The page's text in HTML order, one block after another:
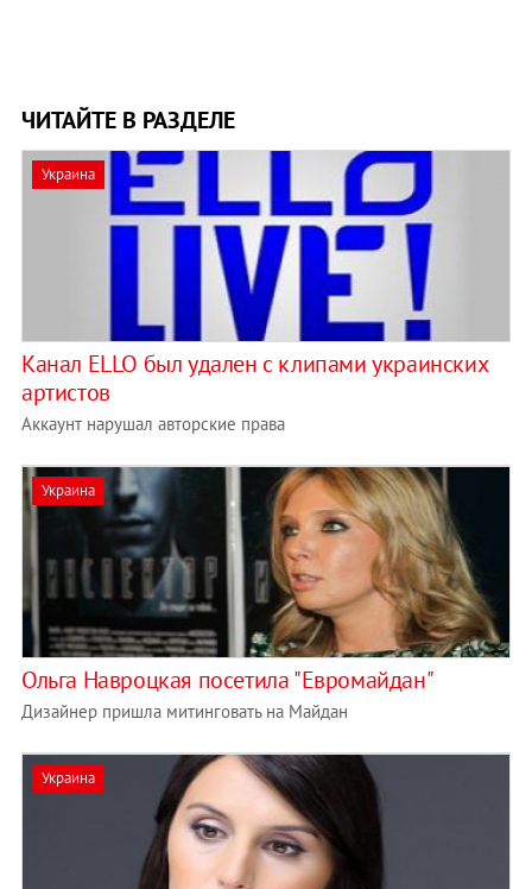
ЧИТАЙТЕ В РАЗДЕЛЕ
Украина
Канал ELLO был удален с клипами украинских
артистов
Аккаунт нарушал авторские права
Украина
Ольга Навроцкая посетила "Евромайдан"
Дизайнер пришла митинговать на Майдан
Украина